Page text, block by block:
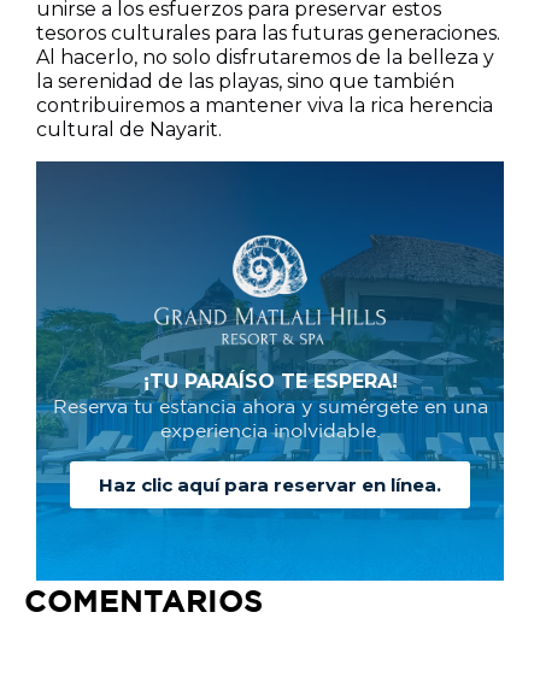
unirse a los esfuerzos para preservar estos
tesoros culturales para las futuras generaciones.
Al hacerlo, no solo disfrutaremos de la belleza y
la serenidad de las playas, sino que también
contribuiremos a mantener viva la rica herencia
cultural de Nayarit.
¡TU PARAÍSO TE ESPERA!
Reserva tu estancia ahora y sumérgete en una
experiencia inolvidable.
Haz clic aquí para reservar en línea.
COMENTARIOS